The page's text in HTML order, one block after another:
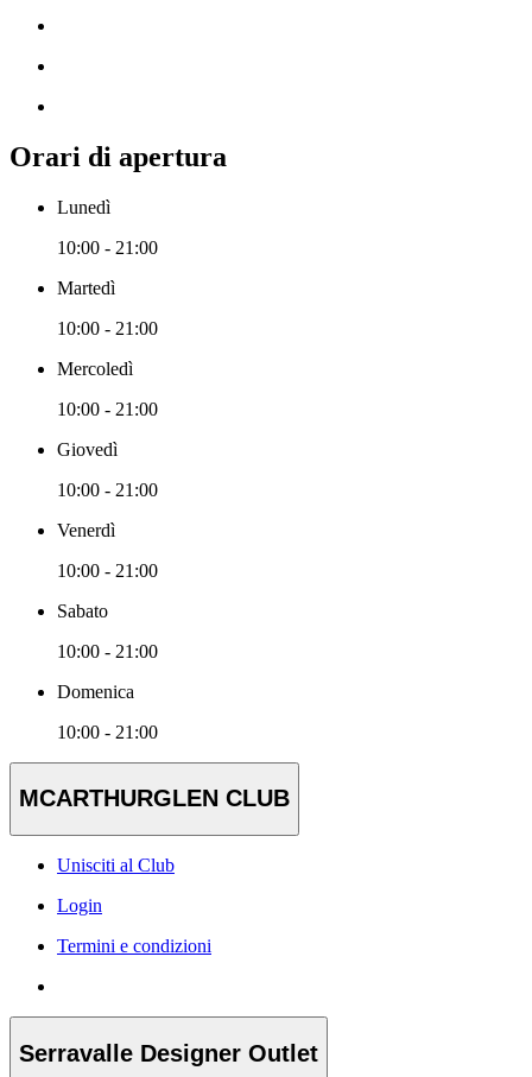
Orari di apertura
Lunedì
10:00 - 21:00
Martedì
10:00 - 21:00
Mercoledì
10:00 - 21:00
Giovedì
10:00 - 21:00
Venerdì
10:00 - 21:00
Sabato
10:00 - 21:00
Domenica
10:00 - 21:00
MCARTHURGLEN CLUB
Unisciti al Club
Login
Termini e condizioni
Serravalle Designer Outlet